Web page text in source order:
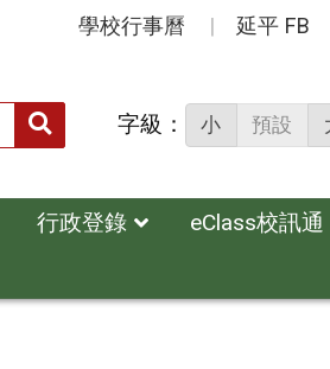
學校行事曆 延平 FB
送出 字級： 小 預設
行政登錄 eClass校訊通